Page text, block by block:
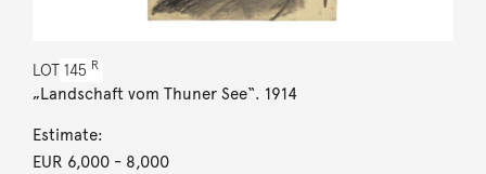
LOT 145 R
„Landschaft vom Thuner See“. 1914
Estimate:
EUR 6,000- 8,000